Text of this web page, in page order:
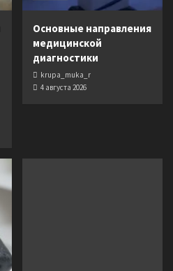
Основные направления
медицинской
диагностики
krupa_muka_r
4 августа 2026